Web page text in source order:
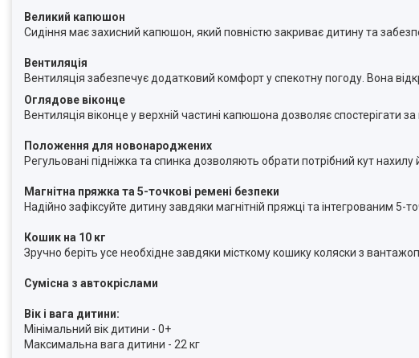
Великий капюшон
Сидіння має захисний капюшон, який повністю закриває дитину та
Вентиляція
Вентиляція забезпечує додатковий комфорт у спекотну погоду. Вона
Оглядове віконце
Вентиляція віконце у верхній частині капюшона дозволяє спостерігати
Положення для новонароджених
Регульовані підніжка та спинка дозволяють обрати потрібний кут
Магнітна пряжка та 5-точкові ремені безпеки
Надійно зафіксуйте дитину завдяки магнітній пряжці та інтегрованим 5-
Кошик на 10 кг
Зручно беріть усе необхідне завдяки місткому кошику коляски з
Сумісна з автокріслами
Вік і вага дитини:
Мінімальний вік дитини - 0+
Максимальна вага дитини - 22 кг